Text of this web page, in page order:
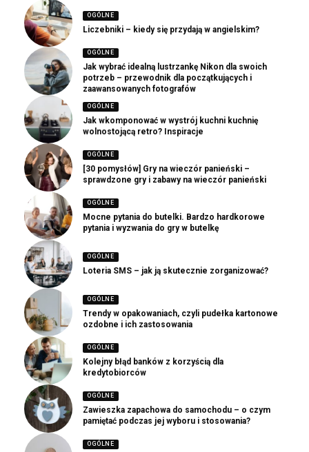
OGÓLNE
Liczebniki – kiedy się przydają w angielskim?
OGÓLNE
Jak wybrać idealną lustrzankę Nikon dla swoich
potrzeb – przewodnik dla początkujących i
zaawansowanych fotografów
OGÓLNE
Jak wkomponować w wystrój kuchni kuchnię
wolnostojącą retro? Inspiracje
OGÓLNE
[30 pomysłów] Gry na wieczór panieński –
sprawdzone gry i zabawy na wieczór panieński
OGÓLNE
Mocne pytania do butelki. Bardzo hardkorowe
pytania i wyzwania do gry w butelkę
OGÓLNE
Loteria SMS – jak ją skutecznie zorganizować?
OGÓLNE
Trendy w opakowaniach, czyli pudełka kartonowe
ozdobne i ich zastosowania
OGÓLNE
Kolejny błąd banków z korzyścią dla
kredytobiorców
OGÓLNE
Zawieszka zapachowa do samochodu – o czym
pamiętać podczas jej wyboru i stosowania?
OGÓLNE